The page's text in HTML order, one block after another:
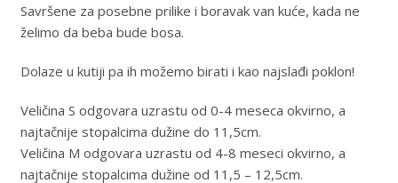
Savršene za posebne prilike i boravak van kuće, kada ne
želimo da beba bude bosa.
Dolaze u kutiji pa ih možemo birati i kao najslađi poklon!
Veličina S odgovara uzrastu od 0-4 meseca okvirno, a
najtačnije stopalcima dužine do 11,5cm.
Veličina M odgovara uzrastu od 4-8 meseci okvirno, a
najtačnije stopalcima dužine od 11,5 – 12,5cm.